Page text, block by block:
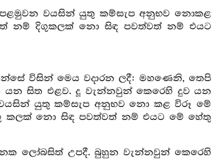
වයසින් යුතු කම්සැප අනුභව නොකළ
නම් දිගුකලක් නො සිඳ පවත්වත් නම් එයට
විසින් මෙය වදාරන ලදී: මහණෙනි, තෙපි
සිත එළව. දූ වැන්නවුන් කෙරෙහි දුව යන
යුතු කම්සැප අනුභව නො කළ විරූ මේ
කලක් නො සිඳ පවත්වත් නම් එයට මේ හේතු
ලෝබසිත් උපදී. බුහුන වැන්නවුන් කෙරෙහි